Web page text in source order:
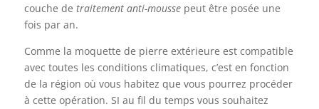
couche de traitement anti-moussepeut être posée une
fois par an.
Comme la moquette de pierre extérieure est compatible
avec toutes les conditions climatiques, c’est en fonction
de la région où vous habitez que vous pourrez procéder
à cette opération. SI au fil du temps vous souhaitez